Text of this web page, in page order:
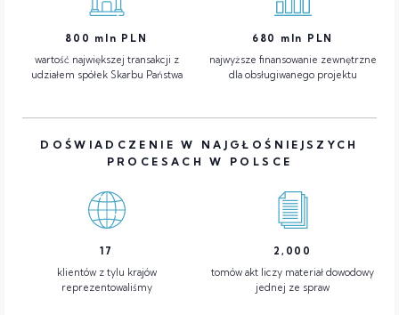
800 mln PLN
wartość największej transakcji z
udziałem spółek Skarbu Państwa
680
mln PLN
najwyższe finansowanie zewnętrzne
dla obsługiwanego projektu
DOŚWIADCZENIE W NAJGŁOŚNIEJSZYCH
PROCESACH W POLSCE
17
klientów z tylu krajów
reprezentowaliśmy
2,000
tomów akt liczy materiał dowodowy
jednej ze spraw